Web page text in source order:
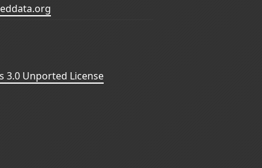
3.0 Unported License